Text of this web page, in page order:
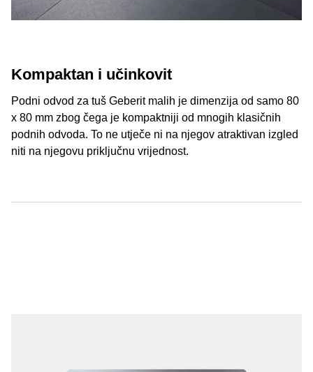
Kompaktan i učinkovit
Podni odvod za tuš Geberit malih je dimenzija od samo 80
x 80 mm zbog čega je kompaktniji od mnogih klasičnih
podnih odvoda. To ne utječe ni na njegov atraktivan izgled
niti na njegovu priključnu vrijednost.